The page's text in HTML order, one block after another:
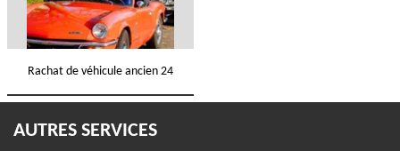
Rachat de véhicule ancien 24
AUTRES SERVICES